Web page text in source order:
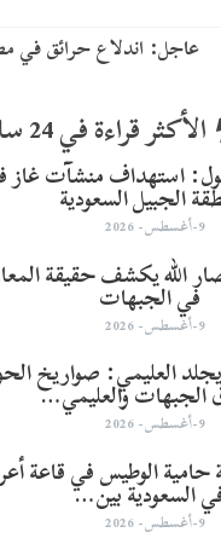
عاجل: اندلاع حرائق في
الأكثر قراءة في 24 ساعة
استهداف منشآت غاز
الجبيل السعودية
9-أغسطس- 2026
الله يكشف حقيقة
في الجبهات
9-أغسطس- 2026
العليمي: صواريخ
الجبهات والعليمي…
9-أغسطس- 2026
الوطيس في قاعة
السعودية بين…
9-أغسطس- 2026